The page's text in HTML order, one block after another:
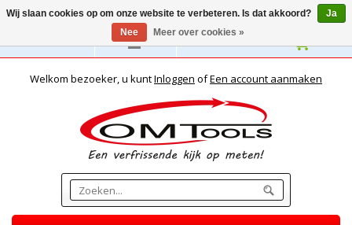
Nederlands
Welkom bezoeker, u kuntInloggen ofEen account aanmaken
Wij slaan cookies op om onze website te verbeteren. Is dat akkoord?
Ja
Nee
Meer over cookies »